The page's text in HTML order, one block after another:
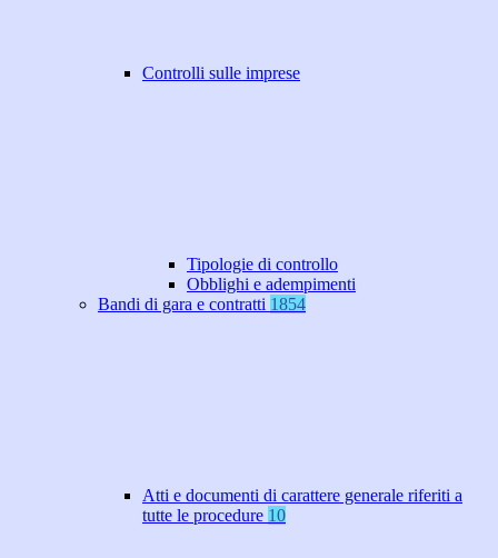
Controlli sulle imprese
Tipologie di controllo
Obblighi e adempimenti
Bandi di gara e contratti 1854
Atti e documenti di carattere generale riferiti a
tutte le procedure 10